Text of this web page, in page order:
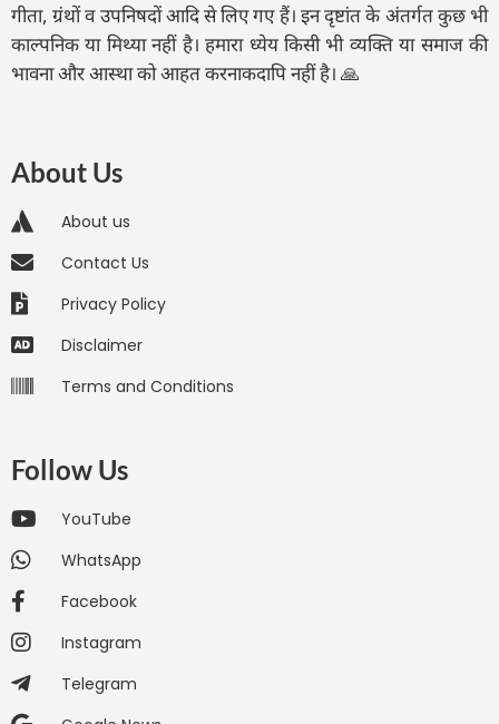
गीता, ग्रंथों व उपनिषदों आदि से लिए गए हैं। इन दृष्टांत के अंतर्गत कुछ भी
काल्पनिक या मिथ्या नहीं है। हमारा ध्येय किसी भी व्यक्ति या समाज की
भावना और आस्था को आहत करनाकदापि नहीं है। 🙏
About Us
About us
Contact Us
Privacy Policy
Disclaimer
Terms and Conditions
Follow Us
YouTube
WhatsApp
Facebook
Instagram
Telegram